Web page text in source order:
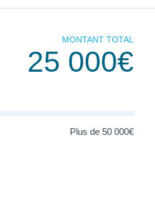
MONTANT TOTAL
25 000€
Plus de 50 000€